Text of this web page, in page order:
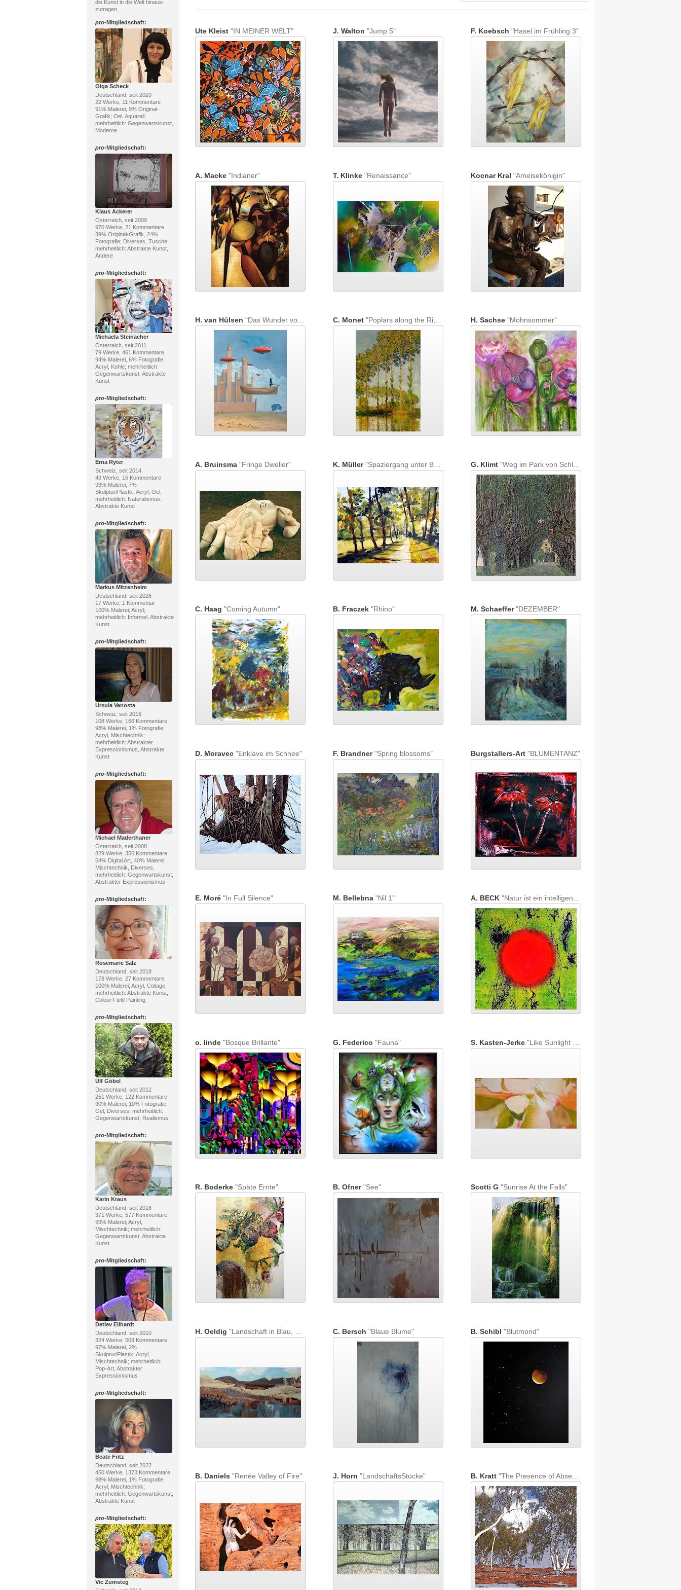
die Kunst in die Welt hinaus-
zutragen.
pro-Mitgliedschaft:
Olga Scheck
Deutschland, seit 2020
22 Werke, 11 Kommentare
91% Malerei, 9% Original-
Grafik; Oel, Aquarell;
mehrheitlich: Gegenwartskunst,
Moderne
pro-Mitgliedschaft:
Klaus Ackerer
Österreich, seit 2009
970 Werke, 21 Kommentare
39% Original-Grafik, 24%
Fotografie; Diverses, Tusche;
mehrheitlich: Abstrakte Kunst,
Andere
pro-Mitgliedschaft:
Michaela Steinacher
Österreich, seit 2011
79 Werke, 461 Kommentare
94% Malerei, 6% Fotografie;
Acryl, Kohle; mehrheitlich:
Gegenwartskunst, Abstrakte
Kunst
pro-Mitgliedschaft:
Erna Ryter
Schweiz, seit 2014
43 Werke, 16 Kommentare
93% Malerei, 7%
Skulptur/Plastik; Acryl, Oel;
mehrheitlich: Naturalismus,
Abstrakte Kunst
pro-Mitgliedschaft:
Markus Mitzenheim
Deutschland, seit 2026
17 Werke, 1 Kommentar
100% Malerei; Acryl;
mehrheitlich: Informel, Abstrakte
Kunst
pro-Mitgliedschaft:
Ursula Venosta
Schweiz, seit 2016
108 Werke, 166 Kommentare
98% Malerei, 1% Fotografie;
Acryl, Mischtechnik;
mehrheitlich: Abstrakter
Expressionismus, Abstrakte
Kunst
pro-Mitgliedschaft:
Michael Maderthaner
Österreich, seit 2008
829 Werke, 356 Kommentare
54% Digital Art, 40% Malerei;
Mischtechnik, Diverses;
mehrheitlich: Gegenwartskunst,
Abstrakter Expressionismus
pro-Mitgliedschaft:
Rosemarie Salz
Deutschland, seit 2018
178 Werke, 27 Kommentare
100% Malerei; Acryl, Collage;
mehrheitlich: Abstrakte Kunst,
Colour Field Painting
pro-Mitgliedschaft:
Ulf Göbel
Deutschland, seit 2012
251 Werke, 122 Kommentare
90% Malerei, 10% Fotografie;
Oel, Diverses; mehrheitlich:
Gegenwartskunst, Realismus
pro-Mitgliedschaft:
Karin Kraus
Deutschland, seit 2018
371 Werke, 577 Kommentare
99% Malerei; Acryl,
Mischtechnik; mehrheitlich:
Gegenwartskunst, Abstrakte
Kunst
pro-Mitgliedschaft:
Detlev Eilhardt
Deutschland, seit 2010
324 Werke, 509 Kommentare
97% Malerei, 2%
Skulptur/Plastik; Acryl,
Mischtechnik; mehrheitlich:
Pop-Art, Abstrakter
Expressionismus
pro-Mitgliedschaft:
Beate Fritz
Deutschland, seit 2022
450 Werke, 1373 Kommentare
98% Malerei, 1% Fotografie;
Acryl, Mischtechnik;
mehrheitlich: Gegenwartskunst,
Abstrakte Kunst
pro-Mitgliedschaft:
Vic Zumsteg
Ute Kleist"IN MEINER WELT" J. Walton "Jump 5" F. Koebsch "Hasel im Frühling 3"
A. Macke"Indianer" T. Klinke"Renaissance" Kocnar Kral "Ameisekönigin"
H. van Hülsen "Das Wunder von Badolato" C. Monet"Poplars along the River Epte, Autumn" H. Sachse"Mohnsommer"
A. Bruinsma"Fringe Dweller" K. Müller"Spaziergang unter Bäumen" G. Klimt"Weg im Park von Schloß Kammer"
C. Haag "Coming Autumn" B. Fraczek"Rhino" M. Schaeffer"DEZEMBER"
D. Moravec"Enklave im Schnee" F. Brandner"Spring blossoms" Burgstallers-Art"BLUMENTANZ"
E. Moré"In Full Silence" M. Bellebna"Nil 1" A. BECK"Natur ist ein intelligentes, eigenständiges und heiliges Wesen"
o. linde"Bosque Brillante" G. Federico "Fauna" S. Kasten-Jerke"Like Sunlight through Leaves"
R. Boderke"Späte Ernte" B. Ofner"See" Scotti G "Sunrise At the Falls"
H. Oeldig "Landschaft in Blau, Braun, Ocker" C. Bersch "Blaue Blume" B. Schibl "Blutmond"
B. Daniels "Renée Valley of Fire" J. Horn "LandschaftsStücke" B. Kratt"The Presence of Absence"